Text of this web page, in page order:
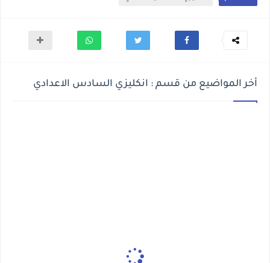
أخر المواضيع من قسم : انكليزي السادس الاعدادي